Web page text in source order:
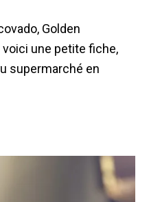
Golden
voici une petite fiche,
supermarché en